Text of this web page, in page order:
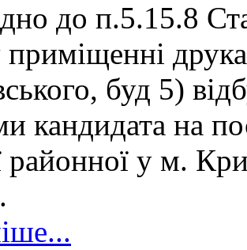
до п.5.15.8
буд 5)
кандидата на
районної у м.